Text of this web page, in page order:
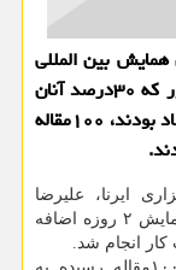
بین المللی
فولاد و ریخته گری مداوم اظهار داشت: ۳۲داور که ۳۰درصد آنان
دانشگاهی و ۷۰درصد از متخصصان صنعت فولاد بودند، ۱۰۰مقاله
ایرنا، علیرضا
کاظمی چهارشنبه شب در مراسم پایانی این همایش ۲ روزه اضافه